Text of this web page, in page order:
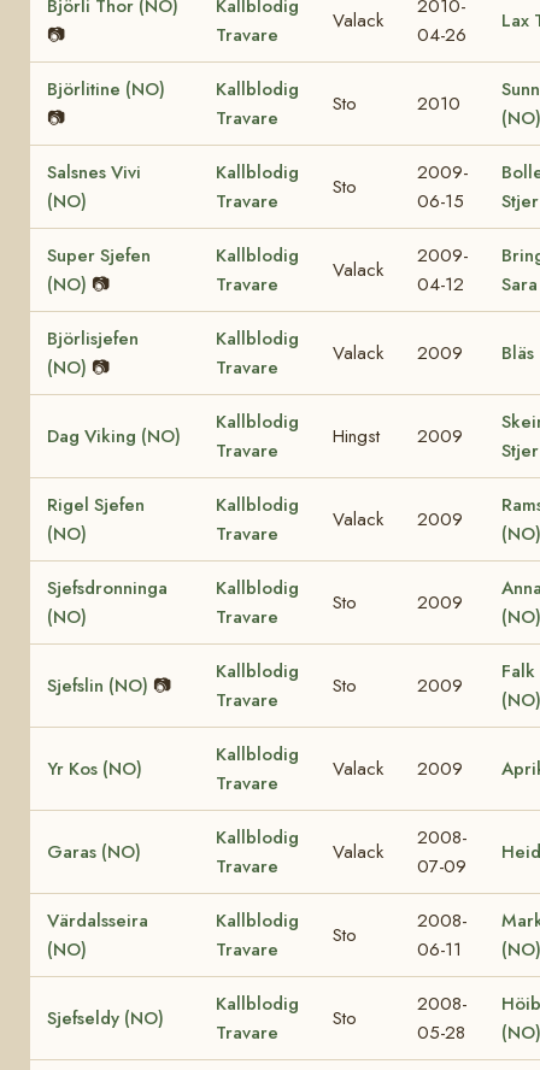
Björli Thor (NO)
📷
Kallblodig
Travare
Valack
2010-
04-26
Lax
Björlitine (NO)
📷
Kallblodig
Travare
Sto 2010
(NO)
Salsnes Vivi
(NO)
Kallblodig
Travare
Sto
2009-
06-15
Super Sjefen
(NO) 📷
Kallblodig
Travare
Valack
2009-
04-12
Björlisjefen
(NO) 📷
Kallblodig
Travare
Valack 2009
Dag Viking (NO)
Kallblodig
Travare
Hingst 2009
Rigel Sjefen
(NO)
Kallblodig
Travare
Valack 2009
(NO)
Sjefsdronninga
(NO)
Kallblodig
Travare
Sto 2009
(NO)
Sjefslin (NO) 📷
Kallblodig
Travare
Sto 2009
(NO)
Yr Kos (NO)
Kallblodig
Travare
Valack 2009
Garas (NO)
Kallblodig
Travare
Valack
2008-
07-09
Värdalsseira
(NO)
Kallblodig
Travare
Sto
2008-
06-11
(NO)
Sjefseldy (NO)
Kallblodig
Travare
Sto
2008-
05-28
(NO)